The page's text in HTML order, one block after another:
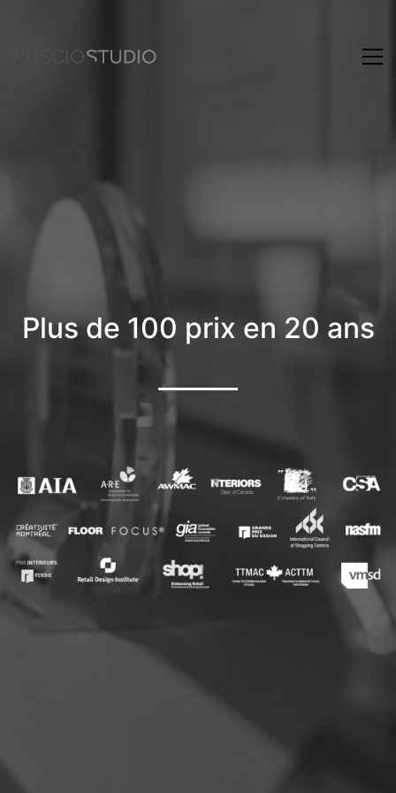
Plus de 100 prix en 20 ans